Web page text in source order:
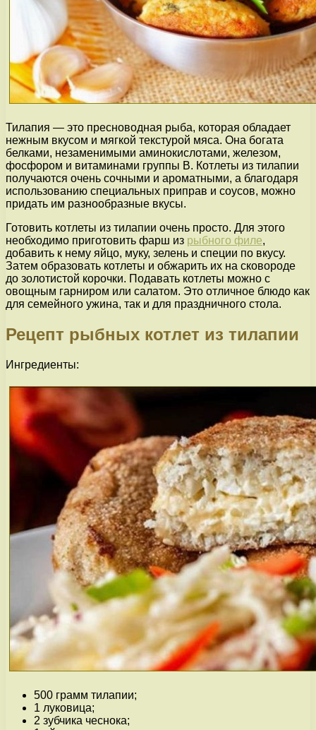
Тилапия — это пресноводная рыба, которая обладает
нежным вкусом и мягкой текстурой мяса. Она богата
белками, незаменимыми аминокислотами, железом,
фосфором и витаминами группы В. Котлеты из тилапии
получаются очень сочными и ароматными, а благодаря
использованию специальных приправ и соусов, можно
придать им разнообразные вкусы.
Готовить котлеты из тилапии очень просто. Для этого
необходимо приготовить фарш из рыбного филе,
добавить к нему яйцо, муку, зелень и специи по вкусу.
Затем образовать котлеты и обжарить их на сковороде
до золотистой корочки. Подавать котлеты можно с
овощным гарниром или салатом. Это отличное блюдо как
для семейного ужина, так и для праздничного стола.
Рецепт рыбных котлет из тилапии
Ингредиенты:
500 грамм тилапии;
1 луковица;
2 зубчика чеснока;